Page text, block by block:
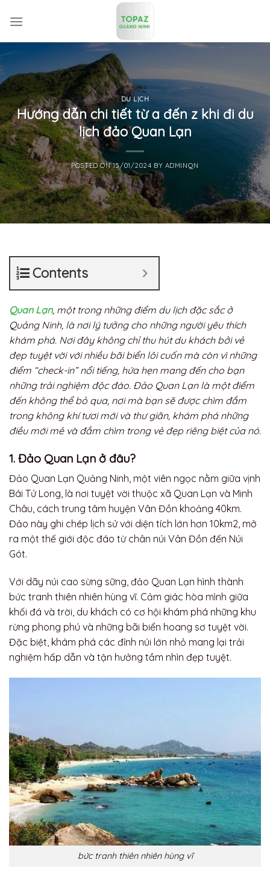
DU LỊCH
Hướng dẫn chi tiết từ a đến z khi đi du
lịch đảo Quan Lạn
POSTED ON15/01/2024 BY ADMINQN
Contents
Quan Lạn, một trong những điểm du lịch đặc sắc ở
Quảng Ninh, là nơi lý tưởng cho những người yêu thích
khám phá. Nơi đây không chỉ thu hút du khách bởi vẻ
đẹp tuyệt vời với nhiều bãi biển lôi cuốn mà còn vì những
điểm “check-in” nổi tiếng, hứa hẹn mang đến cho bạn
những trải nghiệm độc đáo. Đảo Quan Lạn là một điểm
đến không thể bỏ qua, nơi mà bạn sẽ được chìm đắm
trong không khí tươi mới và thư giãn, khám phá những
điều mới mẻ và đắm chìm trong vẻ đẹp riêng biệt của nó.
1. Đảo Quan Lạn ở đâu?
Đảo Quan Lạn Quảng Ninh, một viên ngọc nằm giữa vịnh
Bái Tử Long, là nơi tuyệt vời thuộc xã Quan Lạn và Minh
Châu, cách trung tâm huyện Vân Đồn khoảng 40km.
Đảo này ghi chép lịch sử với diện tích lớn hơn 10km2, mở
ra một thế giới độc đáo từ chân núi Vân Đồn đến Núi
Gót.
Với dãy núi cao sừng sững, đảo Quan Lạn hình thành
bức tranh thiên nhiên hùng vĩ. Cảm giác hòa mình giữa
khối đá và trời, du khách có cơ hội khám phá những khu
rừng phong phú và những bãi biển hoang sơ tuyệt vời.
Đặc biệt, khám phá các đỉnh núi lớn nhỏ mang lại trải
nghiệm hấp dẫn và tận hưởng tầm nhìn đẹp tuyệt.
bức tranh thiên nhiên hùng vĩ